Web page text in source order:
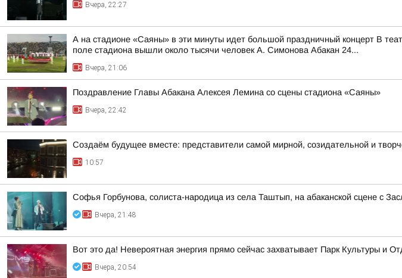
Вчера, 22:27
А на стадионе «Саяны» в эти минуты идет большой праздничный концерт В
поле стадиона вышли около тысячи человек А. Симонова Абакан 24...
Вчера, 21:06
Поздравление Главы Абакана Алексея Лемина со сцены стадиона «Саяны»
Вчера, 22:42
Создаём будущее вместе: представители самой мирной, созидательной и
10:57
Софья Горбунова, солиста-народица из села Таштып, на абаканской сцене с
Вчера, 21:48
Вот это да! Невероятная энергия прямо сейчас захватывает Парк Культуры и
Вчера, 20:54